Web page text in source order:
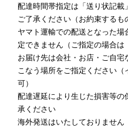
配達時間帯指定は「送り状記
ご了承ください（お約束するも
ヤマト運輸での配送となった
定できません（ご指定の場合は
お届け先は会社・お店・ご自
こなう場所をご指定ください
可）
配達遅延により生じた損害等の
承ください
海外発送はいたしておりません